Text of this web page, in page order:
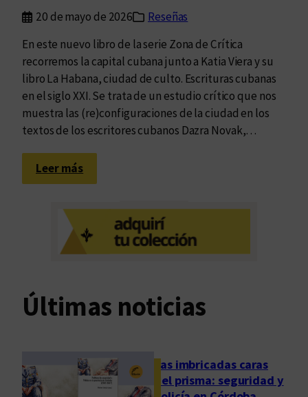
20 de mayo de 2026
Reseñas
En este nuevo libro de la serie Zona de Crítica
recorremos la capital cubana junto a Katia Viera y su
libro La Habana, ciudad de culto. Escrituras cubanas
en el siglo XXI. Se trata de un estudio crítico que nos
muestra las (re)configuraciones de la ciudad en los
textos de los escritores cubanos Dazra Novak,…
Leer más:
A
a
r
s
b
a
Últimas noticias
Las imbricadas caras
del prisma: seguridad y